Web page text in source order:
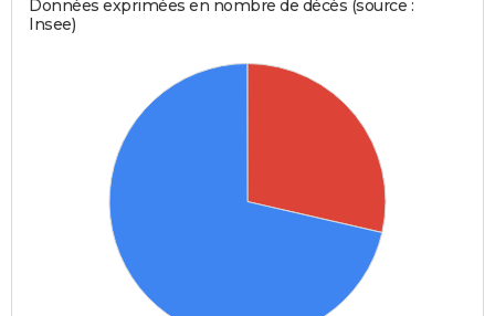
Données exprimées en nombre de décès (source :
Insee)